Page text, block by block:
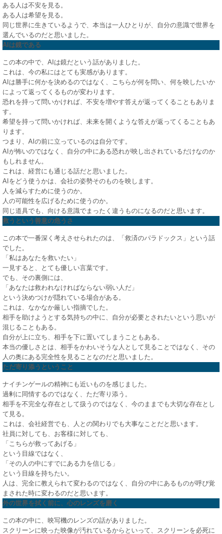
ある人は不安を見る。
ある人は希望を見る。
同じ世界に生きているようで、本当は一人ひとりが、自分の意識で世界を
選んでいるのだと思いました。
AIは鏡である
この本の中で、AIは鏡だという話がありました。
これは、今の私にはとても実感があります。
AIは勝手に何かを決めるのではなく、こちらが何を問い、何を映したいか
によって返ってくるものが変わります。
恐れを持って問いかければ、不安を増やす答えが返ってくることもありま
す。
希望を持って問いかければ、未来を開くような答えが返ってくることもあ
ります。
つまり、AIの前に立っているのは自分です。
AIが怖いのではなく、自分の中にある恐れが映し出されているだけなのか
もしれません。
これは、経営にも通じる話だと思いました。
AIをどう使うかは、会社の姿勢そのものを映します。
人を減らすために使うのか。
人の可能性を広げるために使うのか。
同じ道具でも、向ける意識でまったく違うものになるのだと思います。
救うという善意の危うさ
この本で一番深く考えさせられたのは、「救済のパラドックス」という話
でした。
「私はあなたを救いたい」
一見すると、とても優しい言葉です。
でも、その裏側には、
「あなたは救われなければならない弱い人だ」
という決めつけが隠れている場合がある。
これは、なかなか厳しい指摘でした。
相手を助けようとする気持ちの中に、自分が必要とされたいという思いが
混じることもある。
自分が上に立ち、相手を下に置いてしまうこともある。
本当の優しさとは、相手をかわいそうな人として見ることではなく、その
人の奥にある完全性を見ることなのだと思いました。
ただ寄り添うということ
ナイチンゲールの精神にも近いものを感じました。
過剰に同情するのではなく、ただ寄り添う。
相手を不完全な存在として扱うのではなく、今のままでも大切な存在とし
て見る。
これは、会社経営でも、人との関わりでも大事なことだと思います。
社員に対しても、お客様に対しても、
「こちらが救ってあげる」
という目線ではなく、
「その人の中にすでにある力を信じる」
という目線を持ちたい。
人は、完全に教えられて変わるのではなく、自分の中にあるものが呼び覚
まされた時に変わるのだと思います。
外の世界を拭く前に、心のレンズを磨く
この本の中に、映写機のレンズの話がありました。
スクリーンに映った映像が汚れているからといって、スクリーンを必死に